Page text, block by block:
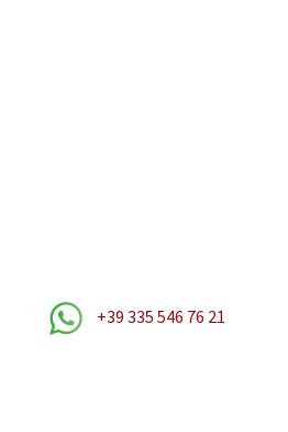
+39 335 546 76 21